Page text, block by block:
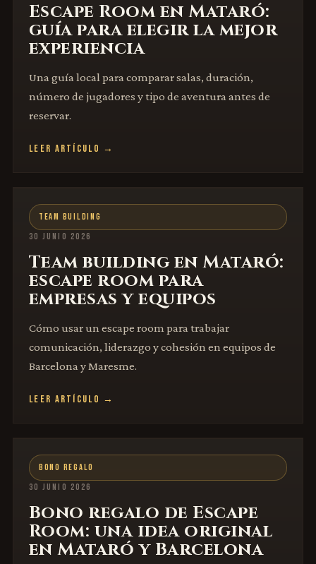
Escape Room en Mataró:
guía para elegir la mejor
experiencia
Una guía local para comparar salas, duración,
número de jugadores y tipo de aventura antes de
reservar.
LEER ARTÍCULO →
TEAM BUILDING
30 JUNIO 2026
Team building en Mataró:
escape room para
empresas y equipos
Cómo usar un escape room para trabajar
comunicación, liderazgo y cohesión en equipos de
Barcelona y Maresme.
LEER ARTÍCULO →
BONO REGALO
30 JUNIO 2026
Bono regalo de Escape
Room: una idea original
en Mataró y Barcelona